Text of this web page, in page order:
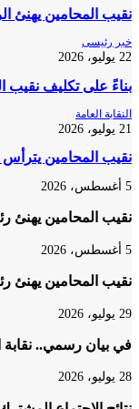
نقيب المحامين يهنئ الرئيس
خبر رئيسى
22 يوليو، 2026
بناءً على تكليف نقيب
النقابة العامة
21 يوليو، 2026
نقيب المحامين يترأس
5 أغسطس، 2026
نقيب المحامين يهنئ
5 أغسطس، 2026
نقيب المحامين يهنئ
29 يوليو، 2026
في بيان رسمي.. نقابة
28 يوليو، 2026